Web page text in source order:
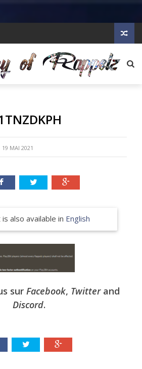
19 MAI 2021
also available in English
sur Facebook, Twitterand
Discord.